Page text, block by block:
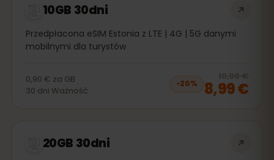
10GB 30dni
Przedpłacona eSIM Estonia z LTE | 4G | 5G danymi
mobilnymi dla turystów
0,90 € za GB
30 dni Ważność
−20%
10,99 €
8,99 €
20GB 30dni